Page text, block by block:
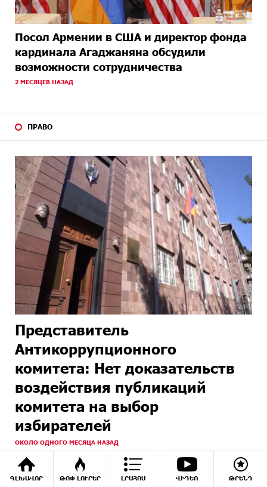
ԳԼԽԱՎՈՐ ԹՈՓ ԼՈՒՐԵՐ ԼՐԱՀՈՍ ՎԻԴԵՈ ԹՐԵՆԴ
Посол Армении в США и директор фонда
кардинала Агаджаняна обсудили
возможности сотрудничества
2 МЕСЯЦЕВ НАЗАД
ПРАВО
Представитель
Антикоррупционного
комитета: Нет доказательств
воздействия публикаций
комитета на выбор
избирателей
ОКОЛО ОДНОГО МЕСЯЦА НАЗАД